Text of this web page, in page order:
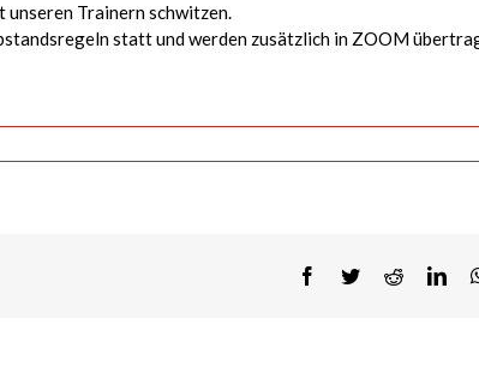
Trainern schwitzen.
statt und werden zusätzlich in ZOOM
Facebook
TwitterReddit